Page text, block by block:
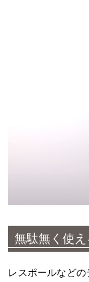
無駄無く使
レスポールなど